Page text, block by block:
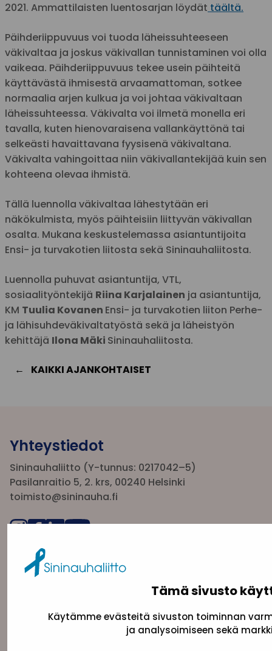
Tämä sivusto
Käytämme evästeitä sivuston toiminnan
ja analysoimiseen sekä
2021. Ammattilaisten luentosarjan löydät täältä.
Päihderiippuvuus voi tuoda läheissuhteeseen
väkivaltaa ja joskus väkivallan tunnistaminen voi olla
vaikeaa. Päihderiippuvuus tekee usein päihteitä
käyttävästä ihmisestä arvaamattoman, sotkee
normaalia arjen kulkua ja voi johtaa väkivaltaan
läheissuhteessa. Väkivalta voi ilmetä monella eri
tavalla, kuten hienovaraisena vallankäyttönä tai
selkeästi havaittavana fyysisenä väkivaltana.
Väkivalta vahingoittaa niin väkivallantekijää kuin sen
kohteena olevaa ihmistä.
Tällä luennolla väkivaltaa lähestytään eri
näkökulmista, myös päihteisiin liittyvän väkivallan
osalta. Mukana keskustelemassa asiantuntijoita
Ensi- ja turvakotien liitosta sekä Sininauhaliitosta.
Luennolla puhuvat asiantuntija, VTL,
sosiaalityöntekijä Riina Karjalainen ja asiantuntija,
KM Tuulia Kovanen Ensi- ja turvakotien liiton Perhe-
ja lähisuhdeväkivaltatyöstä sekä ja läheistyön
kehittäjä Ilona Mäki Sininauhaliitosta.
KAIKKI AJANKOHTAISET
Yhteystiedot
Sininauhaliitto (Y-tunnus: 0217042–5)
Pasilanraitio 5, 2. krs, 00240 Helsinki
toimisto@sininauha.fi